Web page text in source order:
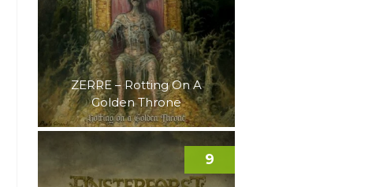
ZERRE – Rotting On A
Golden Throne
9